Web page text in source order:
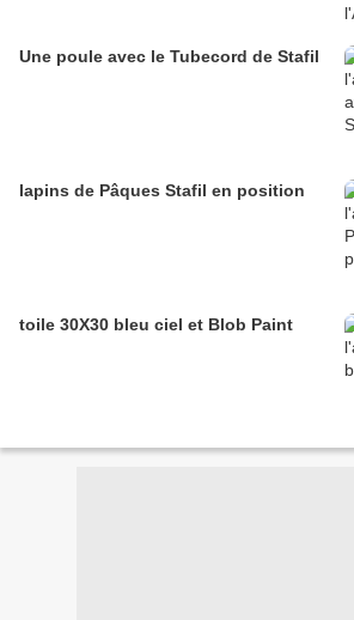
Une poule avec le Tubecord de Stafil
lapins de Pâques Stafil en position
toile 30X30 bleu ciel et Blob Paint